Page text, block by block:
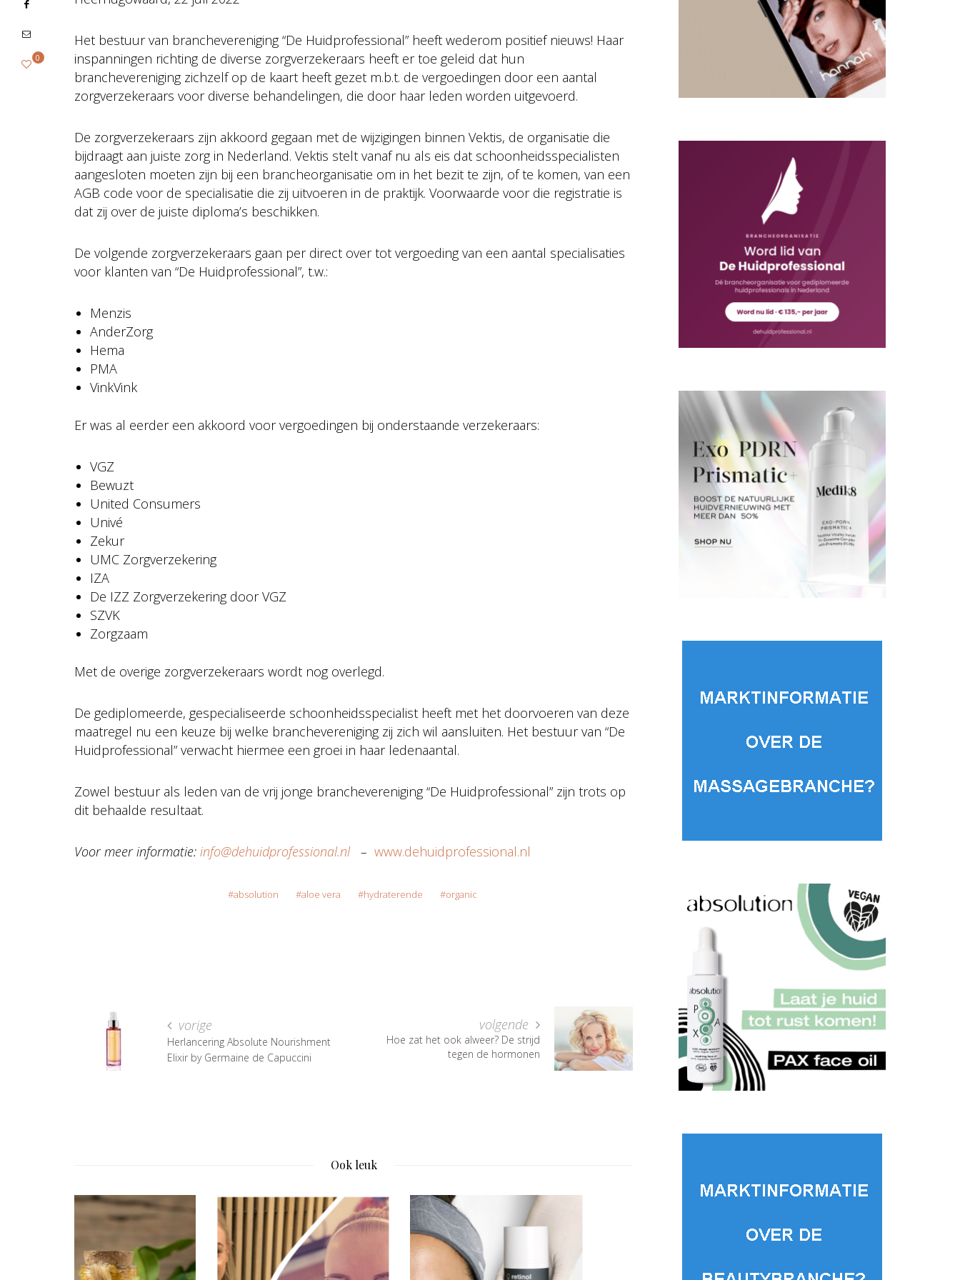
Het bestuur van branchevereniging “De Huidprofessional” heeft wederom positief nieuws! Haar
inspanningen richting de diverse zorgverzekeraars heeft er toe geleid dat hun
branchevereniging zichzelf op de kaart heeft gezet m.b.t. de vergoedingen door een aantal
zorgverzekeraars voor diverse behandelingen, die door haar leden worden uitgevoerd.
De zorgverzekeraars zijn akkoord gegaan met de wijzigingen binnen Vektis, de organisatie die
bijdraagt aan juiste zorg in Nederland. Vektis stelt vanaf nu als eis dat schoonheidsspecialisten
aangesloten moeten zijn bij een brancheorganisatie om in het bezit te zijn, of te komen, van een
AGB code voor de specialisatie die zij uitvoeren in de praktijk. Voorwaarde voor die registratie is
dat zij over de juiste diploma’s beschikken.
De volgende zorgverzekeraars gaan per direct over tot vergoeding van een aantal specialisaties
voor klanten van “De Huidprofessional”, t.w.:
Menzis
AnderZorg
Hema
PMA
VinkVink
Er was al eerder een akkoord voor vergoedingen bij onderstaande verzekeraars:
VGZ
Bewuzt
United Consumers
Univé
Zekur
UMC Zorgverzekering
IZA
De IZZ Zorgverzekering door VGZ
SZVK
Zorgzaam
Met de overige zorgverzekeraars wordt nog overlegd.
De gediplomeerde, gespecialiseerde schoonheidsspecialist heeft met het doorvoeren van deze
maatregel nu een keuze bij welke branchevereniging zij zich wil aansluiten. Het bestuur van “De
Huidprofessional” verwacht hiermee een groei in haar ledenaantal.
Zowel bestuur als leden van de vrij jonge branchevereniging “De Huidprofessional” zijn trots op
dit behaalde resultaat.
Voor meer informatie: info@dehuidprofessional.nl– www.dehuidprofessional.nl
0
absolution aloe vera hydraterende organic
vorige
Herlancering Absolute Nourishment
Elixir by Germaine de Capuccini
volgende
Hoe zat het ook alweer? De strijd
tegen de hormonen
Ook leuk